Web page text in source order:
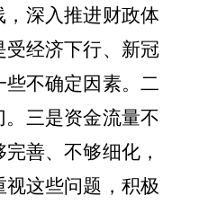
，深入推进财政体
经济下行、新冠
些不确定因素。二
。 三是资金流量不
善、不够细化，
这些问题，积极